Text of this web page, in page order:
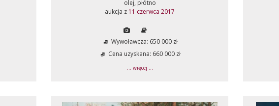
olej, płótno
aukcja z 11 czerwca 2017
Wywoławcza: 650 000 zł
Cena uzyskana: 660 000 zł
... więcej ...